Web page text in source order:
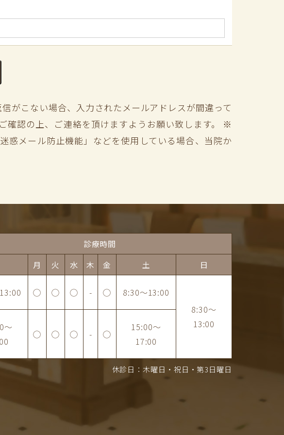
がこない場合、入力されたメールアドレスが間違って
確認の上、ご連絡を頂けますようお願い致します。 ※
惑メール防止機能」などを使用している場合、当院か
診療時間
月
火 水 木 金 土 日
13:00 ◯ ◯ ◯ - ◯ 8:30～13:00
8:30～
13:00
～
◯ ◯ ◯ - ◯
15:00～
17:00
休診日：木曜日・祝日・第3日曜日